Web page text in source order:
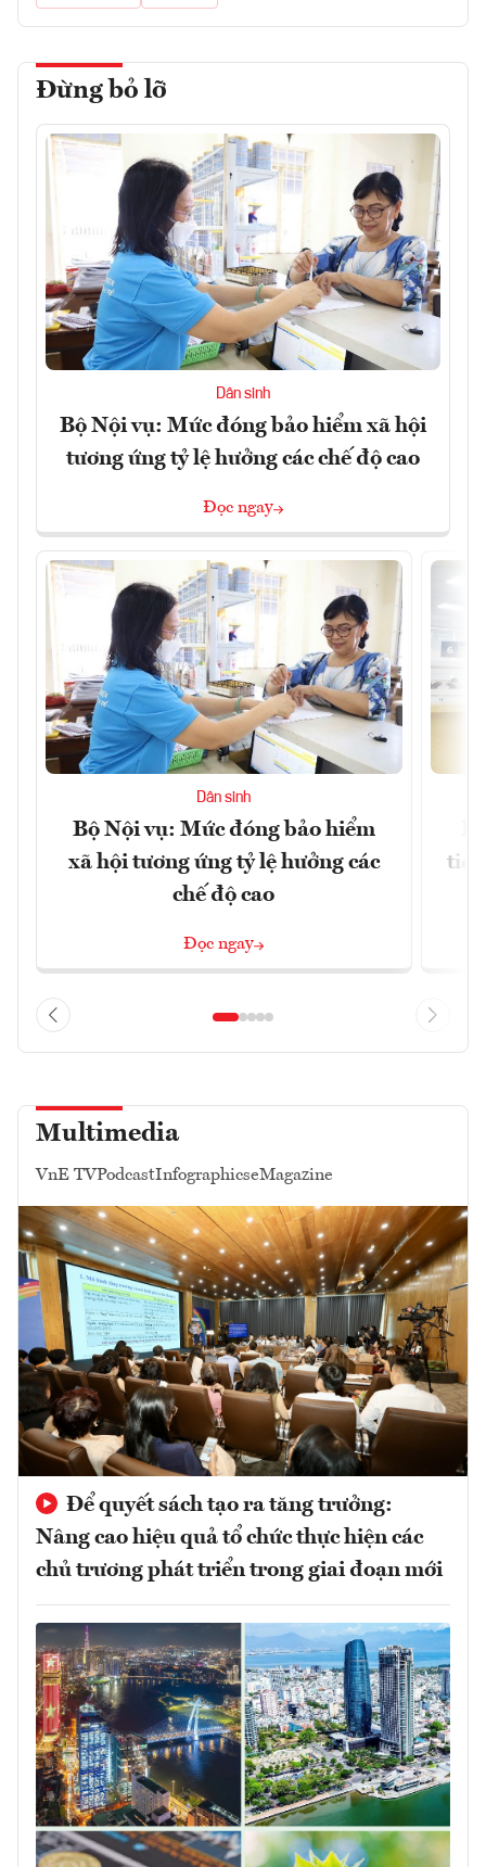
Đừng bỏ lỡ
Dân sinh
Bộ Nội vụ: Mức đóng bảo hiểm xã hội
tương ứng tỷ lệ hưởng các chế độ cao
Đọc ngay
Dân sinh
Bộ Nội vụ: Mức đóng bảo hiểm
xã hội tương ứng tỷ lệ hưởng các
chế độ cao
Đọc ngay
Multimedia
VnE TVPodcastInfographicseMagazine
Để quyết sách tạo ra tăng trưởng:
Nâng cao hiệu quả tổ chức thực hiện các
chủ trương phát triển trong giai đoạn mới